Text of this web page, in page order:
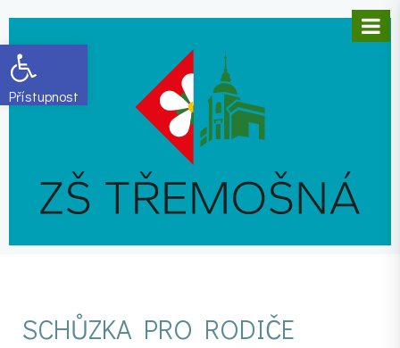
Open toolbar
SCHŮZKA PRO RODIČE